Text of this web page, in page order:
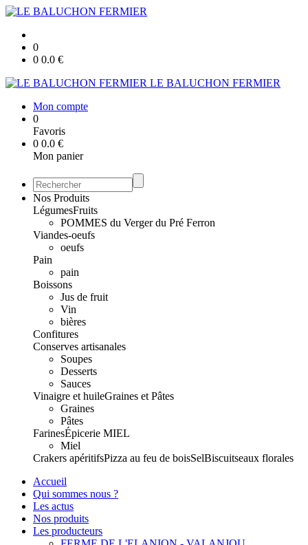
0
0 0.0 €
LE BALUCHON FERMIER
Mon compte
0
Favoris
0 0.0 €
Mon panier
Nos Produits
LégumesFruits
POMMES du Verger du Pré Ferron
Viandes-oeufs
oeufs
Pain
pain
Boissons
Jus de fruit
Vin
bières
Confitures
Conserves artisanales
Soupes
Desserts
Sauces
Vinaigre et huileGraines et Pâtes
Graines
Pâtes
FarinesÉpicerie MIEL
Miel
Crakers apéritifsPizza au feu de boisSelBiscuitseaux florales
Accueil
Qui sommes nous ?
Les actus
Nos produits
Les producteurs